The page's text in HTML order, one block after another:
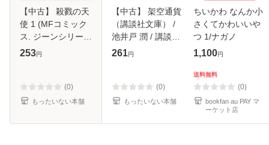
【中古】 殺戮の天
使 1 (MFコミック
ス. ジーンシリー
ズ) / 名束くだん、
ック]【メール便送
料無料】
253円
(0)
もったいない本舗
【中古】 架空通貨
（講談社文庫） /
池井戸 潤 / 講談社
[文庫]【メール便送
261円
(0)
もったいない本舗
ちいかわ なんか小
さくてかわいいや
つ 1/ナガノ
1,100円
送料無料
(0)
bookfan au PAY マ
ーケット店